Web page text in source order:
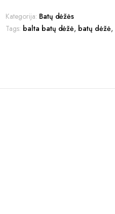
Kategorija: Batų dėžės
Tags: balta batų dėžė, batų dėžė,